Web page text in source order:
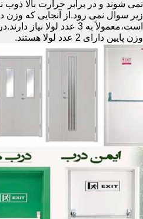
نمی شوند و در برابر حرارت بالا ذوب
زیر سوال نمی رود.از آنجایی که
است،معمولاً به 3 عدد لولا
وزن پایین دارای 2 عدد لولا هستند.